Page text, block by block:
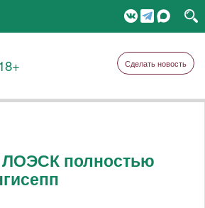
18+ Сделать новость
полностью